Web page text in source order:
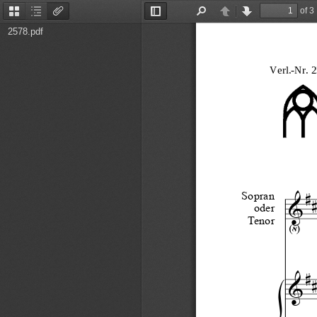
Thumbnails
Document
Outline
Attachments
2578.pdf
Toggle
PreviousNext
of 3
Sopran
oder
Tenor



